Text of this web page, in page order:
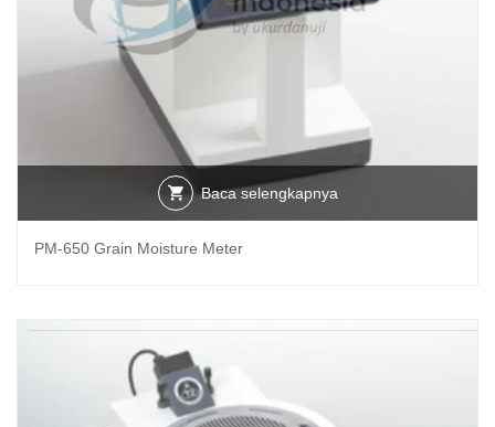
Baca selengkapnya
PM-650 Grain Moisture Meter